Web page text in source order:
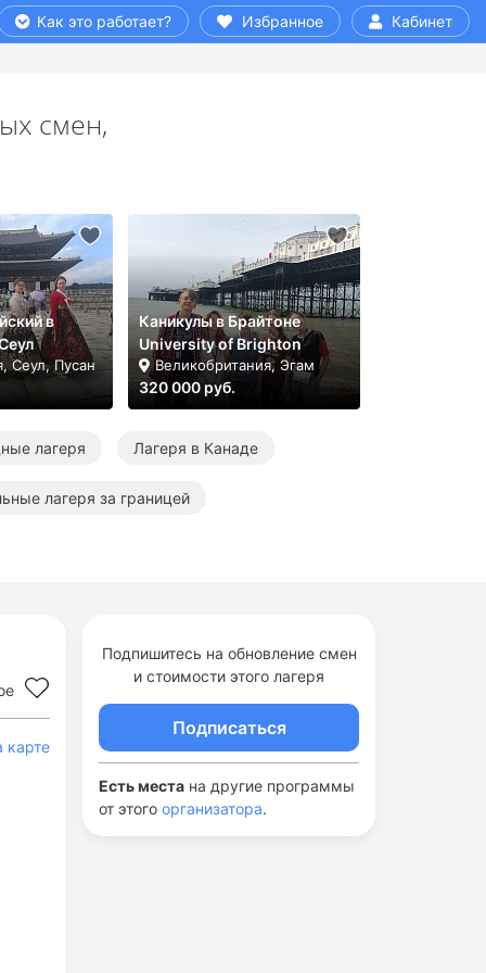
Как это работает? Избранное Кабинет
карте
Подпишитесь на обновление смен
и стоимости этого лагеря
Подписаться
Есть места на другие программы
от этого организатора.
смен,
в
Сеул, Пусан
Каникулы в Брайтоне
University of Brighton
Великобритания, Эгам
320 000 руб.
лагеря Лагеря в Канаде
лагеря за границей